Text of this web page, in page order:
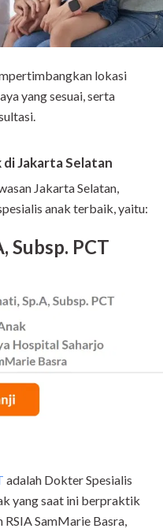
lokasi
yang sesuai, serta
Jakarta Selatan
Jakarta Selatan,
anak terbaik, yaitu:
Subsp. PCT
adalah Dokter Spesialis
yang saat ini berpraktik
SamMarie Basra,